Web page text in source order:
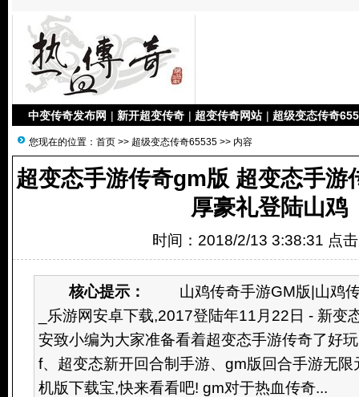
中变传奇发布网 | 新开超变传奇 | 超变传奇网站 | 超级变态传奇
您现在的位置： 首页 >> 超级变态传奇65535 >> 内容
超变态手游传奇gm版 超变态手游
厚豪礼登陆山鸡
时间：2018/2/13 3:38:31 点
核心提示：
山鸡传奇手游GM版|山鸡传
_乐游网安卓下载,2017登陆年11月22日 - 新变
安致小编为大家准备看着超变态手游传奇了好
f、超变态新开回合制手游、gm版回合手游无
机版下载宝,快来看看吧! gm对于热血传奇...